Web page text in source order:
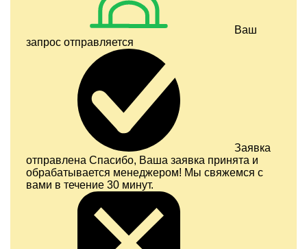
Ваш
запрос отправляется
Заявка
отправлена Спасибо, Ваша заявка принята и
обрабатывается менеджером! Мы свяжемся с
вами в течение 30 минут.